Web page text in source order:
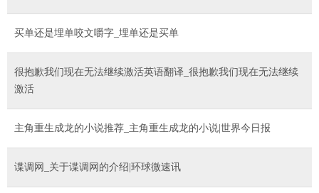
买单还是埋单咬文嚼字_埋单还是买单
很抱歉我们现在无法继续激活英语翻译_很抱歉我们现在无法继续
激活
主角重生成龙的小说推荐_主角重生成龙的小说|世界今日报
谍调网_关于谍调网的介绍|环球微速讯